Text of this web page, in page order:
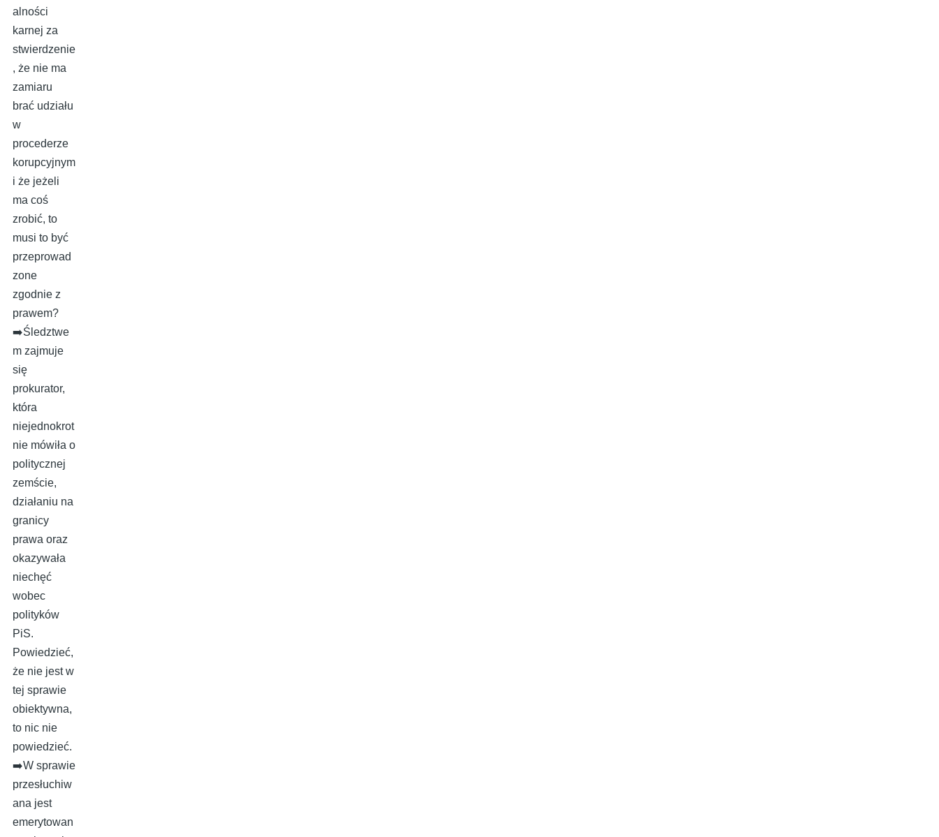
alności
karnej za
stwierdzenie
, że nie ma
zamiaru
brać udziału
w
procederze
korupcyjnym
i że jeżeli
ma coś
zrobić, to
musi to być
przeprowad
zone
zgodnie z
prawem?
➡️Śledztwe
m zajmuje
się
prokurator,
która
niejednokrot
nie mówiła o
politycznej
zemście,
działaniu na
granicy
prawa oraz
okazywała
niechęć
wobec
polityków
PiS.
Powiedzieć,
że nie jest w
tej sprawie
obiektywna,
to nic nie
powiedzieć.
➡️W sprawie
przesłuchiw
ana jest
emerytowan